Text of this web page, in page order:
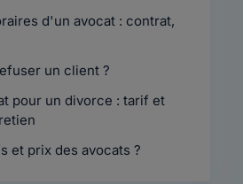
d'un avocat : contrat,
un client ?
pour un divorce : tarif et
et prix des avocats ?